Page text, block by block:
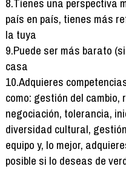
país en país, tienes más
la tuya
9.Puede ser más barato
casa
10.Adquieres
como: gestión del
negociación, tolerancia,
diversidad cultural,
equipo y, lo mejor,
posible si lo deseas de